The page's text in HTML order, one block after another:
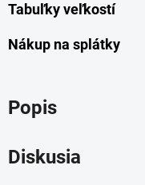
Tabuľky veľkostí
Nákup na splátky
Popis
Diskusia